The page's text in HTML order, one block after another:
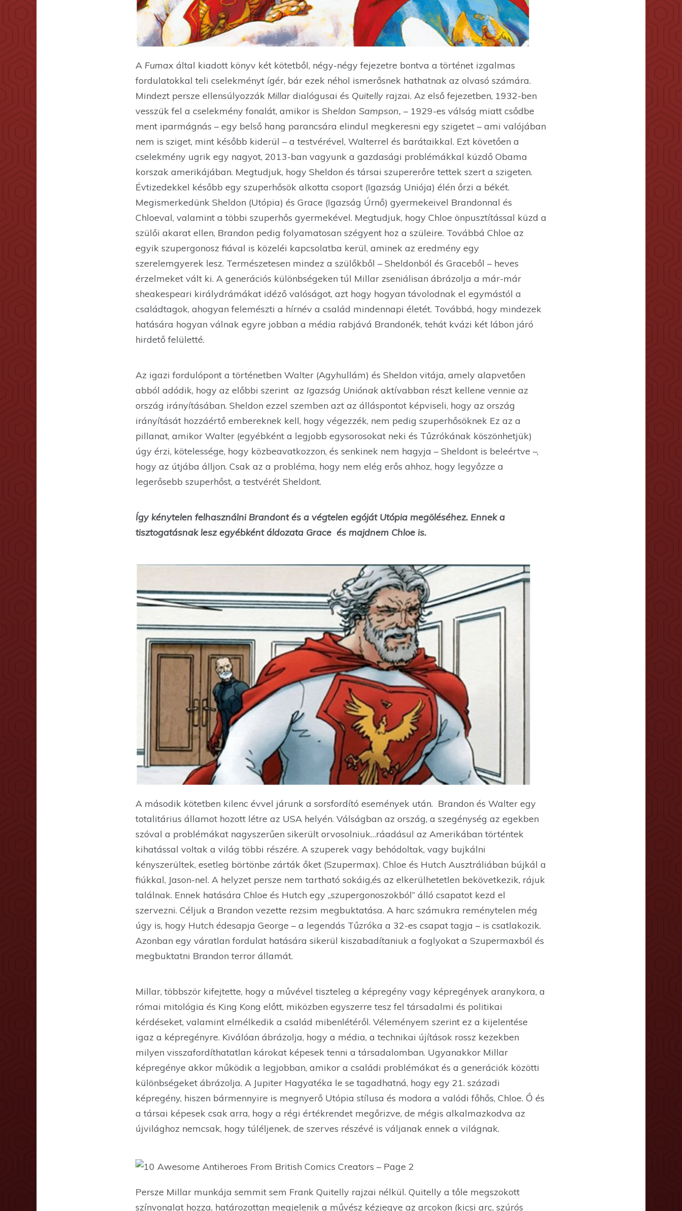
A Fumax által kiadott könyv két kötetből, négy-négy fejezetre bontva a történet izgalmas
fordulatokkal teli cselekményt ígér, bár ezek néhol ismerősnek hathatnak az olvasó számára.
Mindezt persze ellensúlyozzák Millar dialógusai és Quitelly rajzai. Az első fejezetben, 1932-ben
vesszük fel a cselekmény fonalát, amikor is Sheldon Sampson, – 1929-es válság miatt csődbe
ment iparmágnás – egy belső hang parancsára elindul megkeresni egy szigetet – ami valójában
nem is sziget, mint később kiderül – a testvérével, Walterrel és barátaikkal. Ezt követően a
cselekmény ugrik egy nagyot, 2013-ban vagyunk a gazdasági problémákkal küzdő Obama
korszak amerikájában. Megtudjuk, hogy Sheldon és társai szupererőre tettek szert a szigeten.
Évtizedekkel később egy szuperhősök alkotta csoport (Igazság Uniója) élén őrzi a békét.
Megismerkedünk Sheldon (Utópia) és Grace (Igazság Úrnő) gyermekeivel Brandonnal és
Chloeval, valamint a többi szuperhős gyermekével. Megtudjuk, hogy Chloe önpusztítással küzd a
szülői akarat ellen, Brandon pedig folyamatosan szégyent hoz a szüleire. Továbbá Chloe az
egyik szupergonosz fiával is közeléi kapcsolatba kerül, aminek az eredmény egy
szerelemgyerek lesz. Természetesen mindez a szülőkből – Sheldonból és Graceből – heves
érzelmeket vált ki. A generációs különbségeken túl Millar zseniálisan ábrázolja a már-már
sheakespeari királydrámákat idéző valóságot, azt hogy hogyan távolodnak el egymástól a
családtagok, ahogyan felemészti a hírnév a család mindennapi életét. Továbbá, hogy mindezek
hatására hogyan válnak egyre jobban a média rabjává Brandonék, tehát kvázi két lábon járó
hirdető felületté.
Az igazi fordulópont a történetben Walter (Agyhullám) és Sheldon vitája, amely alapvetően
abból adódik, hogy az előbbi szerint az Igazság Uniónak aktívabban részt kellene vennie az
ország irányításában. Sheldon ezzel szemben azt az álláspontot képviseli, hogy az ország
irányítását hozzáértő embereknek kell, hogy végezzék, nem pedig szuperhősöknek Ez az a
pillanat, amikor Walter (egyébként a legjobb egysorosokat neki és Tűzrókának köszönhetjük)
úgy érzi, kötelessége, hogy közbeavatkozzon, és senkinek nem hagyja – Sheldont is beleértve –,
hogy az útjába álljon. Csak az a probléma, hogy nem elég erős ahhoz, hogy legyőzze a
legerősebb szuperhőst, a testvérét Sheldont.
Így kénytelen felhasználni Brandont és a végtelen egóját Utópia megöléséhez. Ennek a
tisztogatásnak lesz egyébként áldozata Grace és majdnem Chloe is.
A második kötetben kilenc évvel járunk a sorsfordító események után. Brandon és Walter egy
totalitárius államot hozott létre az USA helyén. Válságban az ország, a szegénység az egekben
szóval a problémákat nagyszerűen sikerült orvosolniuk…ráadásul az Amerikában történtek
kihatással voltak a világ többi részére. A szuperek vagy behódoltak, vagy bujkálni
kényszerültek, esetleg börtönbe zárták őket (Szupermax). Chloe és Hutch Ausztráliában bújkál a
fiúkkal, Jason-nel. A helyzet persze nem tartható sokáig,és az elkerülhetetlen bekövetkezik, rájuk
találnak. Ennek hatására Chloe és Hutch egy „szupergonoszokból” álló csapatot kezd el
szervezni. Céljuk a Brandon vezette rezsim megbuktatása. A harc számukra reménytelen még
úgy is, hogy Hutch édesapja George – a legendás Tűzróka a 32-es csapat tagja – is csatlakozik.
Azonban egy váratlan fordulat hatására sikerül kiszabadítaniuk a foglyokat a Szupermaxból és
megbuktatni Brandon terror államát.
Millar, többször kifejtette, hogy a művével tiszteleg a képregény vagy képregények aranykora, a
római mitológia és King Kong előtt, miközben egyszerre tesz fel társadalmi és politikai
kérdéseket, valamint elmélkedik a család mibenlétéről. Véleményem szerint ez a kijelentése
igaz a képregényre. Kiválóan ábrázolja, hogy a média, a technikai újítások rossz kezekben
milyen visszafordíthatatlan károkat képesek tenni a társadalomban. Ugyanakkor Millar
képregénye akkor működik a legjobban, amikor a családi problémákat és a generációk közötti
különbségeket ábrázolja. A Jupiter Hagyatéka le se tagadhatná, hogy egy 21. századi
képregény, hiszen bármennyire is megnyerő Utópia stílusa és modora a valódi főhős, Chloe. Ő és
a társai képesek csak arra, hogy a régi értékrendet megőrizve, de mégis alkalmazkodva az
újvilághoz nemcsak, hogy túléljenek, de szerves részévé is váljanak ennek a világnak.
Persze Millar munkája semmit sem Frank Quitelly rajzai nélkül. Quitelly a tőle megszokott
színvonalat hozza, határozottan megjelenik a művész kézjegye az arcokon (kicsi arc, szúrós